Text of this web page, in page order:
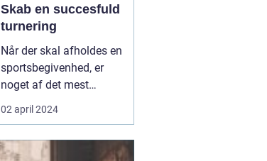
Skab en succesfuld
turnering
Når der skal afholdes en
sportsbegivenhed, er
noget af det mest
fundamentale at have en
velorganiseret
Turneringsplanen er
02 april 2024